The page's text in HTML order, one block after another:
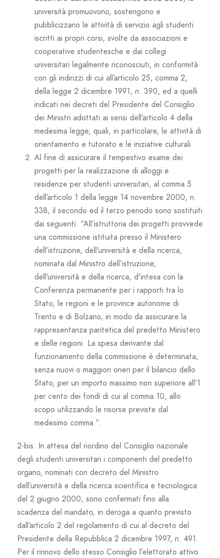
università promuovono, sostengono e
pubblicizzano le attività di servizio agli studenti
iscritti ai propri corsi, svolte da associazioni e
cooperative studentesche e dai collegi
universitari legalmente riconosciuti, in conformità
con gli indirizzi di cui all’articolo 25, comma 2,
della legge 2 dicembre 1991, n. 390, ed a quelli
indicati nei decreti del Presidente del Consiglio
dei Ministri adottati ai sensi dell’articolo 4 della
medesima legge, quali, in particolare, le attività di
orientamento e tutorato e le iniziative culturali.
Al fine di assicurare il tempestivo esame dei
progetti per la realizzazione di alloggi e
residenze per studenti universitari, al comma 5
dell’articolo 1 della legge 14 novembre 2000, n.
338, il secondo ed il terzo periodo sono sostituiti
dai seguenti: “All’istruttoria dei progetti provvede
una commissione istituita presso il Ministero
dell’istruzione, dell’università e della ricerca,
nominata dal Ministro dell’istruzione,
dell’università e della ricerca, d’intesa con la
Conferenza permanente per i rapporti tra lo
Stato, le regioni e le province autonome di
Trento e di Bolzano, in modo da assicurare la
rappresentanza paritetica del predetto Ministero
e delle regioni. La spesa derivante dal
funzionamento della commissione è determinata,
senza nuovi o maggiori oneri per il bilancio dello
Stato, per un importo massimo non superiore all’1
per cento dei fondi di cui al comma 10, allo
scopo utilizzando le risorse previste dal
medesimo comma.”.
2-bis. In attesa del riordino del Consiglio nazionale
degli studenti universitari i componenti del predetto
organo, nominati con decreto del Ministro
dell’università e della ricerca scientifica e tecnologica
del 2 giugno 2000, sono confermati fino alla
scadenza del mandato, in deroga a quanto previsto
dall’articolo 2 del regolamento di cui al decreto del
Presidente della Repubblica 2 dicembre 1997, n. 491.
Per il rinnovo dello stesso Consiglio l’elettorato attivo